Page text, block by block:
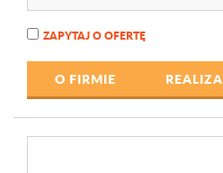
ZAPYTAJ O OFERTĘ
O FIRMIE